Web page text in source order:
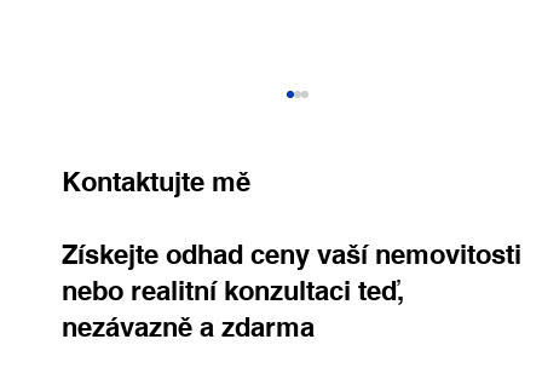
Kontaktujte mě
Získejte odhad ceny vaší nemovitosti
nebo realitní konzultaci teď,
nezávazně a zdarma